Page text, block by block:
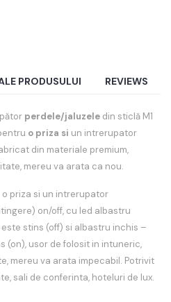
PRODUSULUI REVIEWS
perdele/jaluzele din sticlă M1
o priza si un intrerupator
din materiale premium,
mereu va arata ca nou.
priza si un intrerupator
on/off, cu led albastru
stins (off) si albastru inchis –
(on), usor de folosit in intuneric,
mereu va arata impecabil. Potrivit
sali de conferinta, hoteluri de lux.